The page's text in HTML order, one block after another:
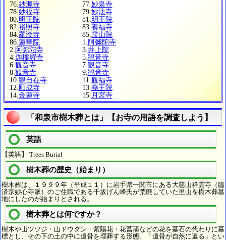
76. 妙源寺 77. 妙泉寺
78. 妙福寺 79. 妙法寺
80. 明王院 81. 明王院
82. 裕照寺 83. 養福寺
84. 羅漢寺 85. 霊山院
86. 蓮華院 1. 阿彌陀寺
2. 阿弥陀寺 3. 井上院
4. 迦樓羅寺 5. 観音寺
6. 観音寺 7. 観音寺
8. 観音寺 9. 観音寺
10. 観自在寺 11. 観福寺
12. 願成寺 13. 堯王院
14. 金蓮寺 15. 月宮寺
「和泉市樹木葬とは」【お寺の用語を調査しよう】
英語
【英語】 Trees Burial
樹木葬の歴史（始まり）
樹木葬は、１９９９年（平成１１）に岩手県一関市にある大慈山祥雲寺（臨
済宗妙心寺派）のご住職である千坂げん峰氏が荒廃していた里山を樹木葬墓
地にしたのが始まりとされる。
樹木葬とは何ですか？
樹木や山ツツジ・山ドウダン・紫陽花・花菖蒲などの花を墓石の代わりに墓
標とし、その下の土の中に遺骨を埋葬する形態。「遺骨が自然に還る」とい